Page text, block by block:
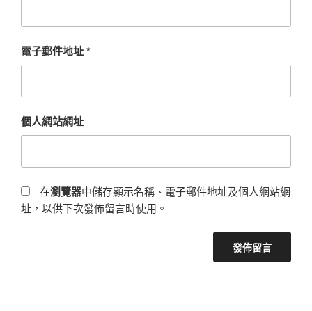
電子郵件地址*
個人網站網址
在瀏覽器中儲存顯示名稱、電子郵件地址及個人網站網
址，以供下次發佈留言時使用。